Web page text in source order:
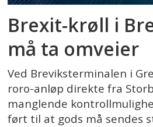
Brexit-krøll i
må ta omveier
Ved Breviksterminalen i
roro-anløp direkte fra
manglende
ført til at gods må sendes